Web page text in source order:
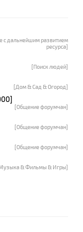
с дальнейшим развитием
ресурса]
[Поиск людей]
[Дом & Сад & Огород]
[Общение форумчан]
[Общение форумчан]
[Общение форумчан]
& Фильмы & Игры]